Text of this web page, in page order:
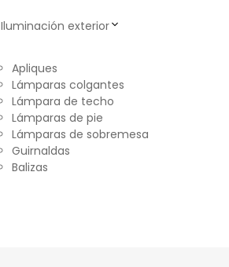
Iluminación exterior
Apliques
Lámparas colgantes
Lámpara de techo
Lámparas de pie
Lámparas de sobremesa
Guirnaldas
Balizas